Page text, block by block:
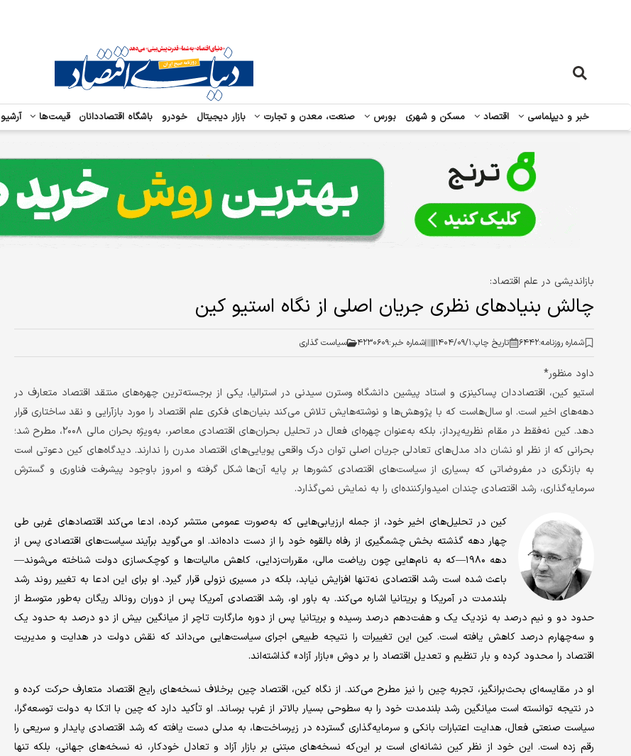
خبر و دیپلماسی اقتصاد مسکن و شهری بورس صنعت، معدن و تجارت بازار دیجیتال خودرو باشگاه اقتصاددانان قیمت‌ها آرشیو
بازاندیشی در علم اقتصاد:
چالش بنیادهای نظری جریان اصلی از نگاه استیو کین
شماره روزنامه:۶۴۴۲ تاریخ چاپ:۱۴۰۴/۰۹/۱ شماره خبر:۴۲۳۰۶۰۹ سیاست گذاری
داود منظور*
استیو کین، اقتصاددان پسا‌کینزی و استاد پیشین دانشگاه وسترن سیدنی در استرالیا، یکی از برجسته‌ترین چهره‌های منتقد اقتصاد متعارف در
دهه‌های اخیر است. او سال‌هاست که با پژوهش‌ها و نوشته‌هایش تلاش می‌کند بنیان‌های فکری علم اقتصاد را مورد بازآرایی و نقد ساختاری قرار
دهد. کین نه‌فقط در مقام نظریه‌پرداز، بلکه به‌عنوان چهره‌ای فعال در تحلیل بحران‌های اقتصادی معاصر، به‌ویژه بحران مالی ۲۰۰۸، مطرح شد؛
بحرانی که از نظر او نشان داد مدل‌های تعادلی جریان اصلی توان درک واقعی پویایی‌های اقتصاد مدرن را ندارند. دیدگاه‌های کین دعوتی است
به بازنگری در مفروضاتی که بسیاری از سیاست‌های اقتصادی کشورها بر پایه آن‌ها شکل گرفته و امروز باوجود پیشرفت فناوری و گسترش
سرمایه‌گذاری، رشد اقتصادی چندان امیدوارکننده‌ای را به نمایش نمی‌گذارد.
کین در تحلیل‌های اخیر خود، از جمله ارزیابی‌هایی که به‌صورت عمومی منتشر کرده، ادعا می‌کند اقتصادهای غربی طی
چهار دهه گذشته بخش چشمگیری از رفاه بالقوه خود را از دست داده‌اند. او می‌گوید برآیند سیاست‌های اقتصادی پس از
دهه ۱۹۸۰—که به نام‌هایی چون ریاضت مالی، مقررات‌زدایی، کاهش مالیات‌ها و کوچک‌سازی دولت شناخته می‌شوند—
باعث شده است رشد اقتصادی نه‌تنها افزایش نیابد، بلکه در مسیری نزولی قرار گیرد. او برای این ادعا به تغییر روند رشد
بلندمدت در آمریکا و بریتانیا اشاره می‌کند. به باور او، رشد اقتصادی آمریکا پس از دوران رونالد ریگان به‌طور متوسط از
حدود دو و نیم درصد به نزدیک یک و هفت‌دهم درصد رسیده و بریتانیا پس از دوره مارگارت تاچر از میانگین بیش از دو درصد به حدود یک
و سه‌چهارم درصد کاهش یافته است. کین این تغییرات را نتیجه طبیعی اجرای سیاست‌هایی می‌داند که نقش دولت در هدایت و مدیریت
اقتصاد را محدود کرده و بار تنظیم و تعدیل اقتصاد را بر دوش «بازار آزاد» گذاشته‌اند.
او در مقایسه‌ای بحث‌برانگیز، تجربه چین را نیز مطرح می‌کند. از نگاه کین، اقتصاد چین برخلاف نسخه‌های رایج اقتصاد متعارف حرکت کرده و
در نتیجه توانسته است میانگین رشد بلندمدت خود را به سطوحی بسیار بالاتر از غرب برساند. او تأکید دارد که چین با اتکا به دولت توسعه‌گرا،
سیاست صنعتی فعال، هدایت اعتبارات بانکی و سرمایه‌گذاری گسترده در زیرساخت‌ها، به مدلی دست یافته که رشد اقتصادی پایدار و سریعی را
رقم زده است. این خود از نظر کین نشانه‌ای است بر این‌که نسخه‌های مبتنی بر بازار آزاد و تعادل خودکار، نه نسخه‌های جهانی، بلکه تنها